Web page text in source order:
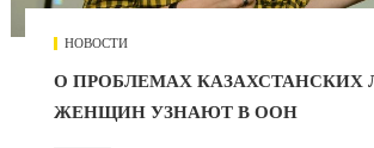
НОВОСТИ
О ПРОБЛЕМАХ КАЗАХСТАНСКИХ
ЖЕНЩИН УЗНАЮТ В ООН